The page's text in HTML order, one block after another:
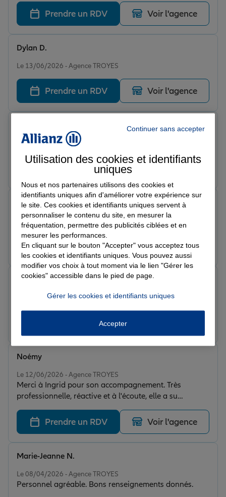
Prendre un RDV Voir l'agence
Le 13/06/2026 - Agence TROYES
Dylan D.
Prendre un RDV Voir l'agence
Note de 5 sur 5
Le 13/06/2026 - Agence TROYES
Prendre un RDV
Le 12/06/2026 - Agence TROYES
RIKUU
Prendre un RDV Voir l'agence
Le 12/06/2026 - Agence TROYES
Valerie D.
Prendre un RDV
Le 12/06/2026 - Agence TROYES
Merci à Ingrid pour son accompagnement. Très
professionnelle, réactive et à l'écoute, elle a su
répondre à toutes mes questions avec clarté et
efficacité.
Noémy
Prendre un RDV Voir l'agence
Le 08/04/2026 - Agence TROYES
Personnel agréable. Bons renseignements donnés.
Marie-Jeanne N.
Continuer sans accepter
Utilisation des cookies et identifiants
uniques
Nous et nos partenaires utilisons des cookies et
identifiants uniques afin d'améliorer votre expérience sur
le site. Ces cookies et identifiants uniques servent à
personnaliser le contenu du site, en mesurer la
fréquentation, permettre des publicités ciblées et en
mesurer les performances.
En cliquant sur le bouton "Accepter" vous acceptez tous
les cookies et identifiants uniques. Vous pouvez aussi
modifier vos choix à tout moment via le lien "Gérer les
cookies" accessible dans le pied de page.
Gérer les cookies et identifiants uniques
Accepter